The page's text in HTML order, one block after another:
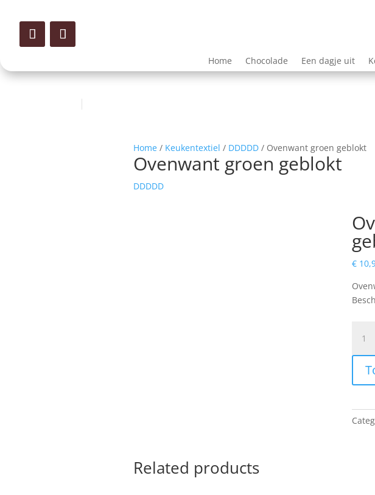
Home Chocolade Een dagje uit
Home / Keukentextiel / DDDDD / Ovenwant groen geblokt
Ovenwant groen geblokt
DDDDD
€
groen
Related products